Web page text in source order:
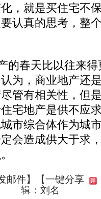
，就是买住宅不
认真的思考，整
春天比以往来得
为，商业地产还
管有相关性，但
宅地产是供不应
市综合体作为城
会造成供大于求
邮件】
【一键分享
辑：刘名